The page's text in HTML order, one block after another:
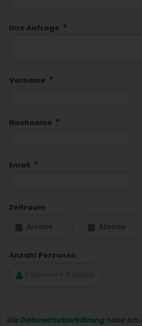
Ihre Anfrage
Vorname
Nachname
Email
Zeitraum
Anzahl Personen
Die Datenschutzerklärunghabe ich